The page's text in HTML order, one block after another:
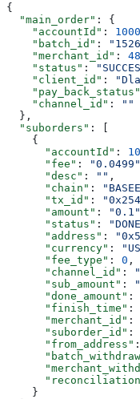
{
  "main_order"
: {
    "accountId"
:
    "batch_id"
:
    "merchant_id"
:
    "status"
:
    "client_id"
:
    "pay_back_status"
    "channel_id"
:
""
  },
  "suborders"
: [
    {
      "accountId"
:
      "fee"
: "0.0499"
      "desc"
: "" ,
      "chain"
:
      "tx_id"
:
      "amount"
: "0.1"
      "status"
:
      "address"
:
      "currency"
:
      "fee_type"
: 0 ,
      "channel_id"
:
      "sub_amount"
:
      "done_amount"
:
      "finish_time"
:
      "merchant_id"
:
      "suborder_id"
:
      "from_address"
    }